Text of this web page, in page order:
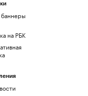
на РБК